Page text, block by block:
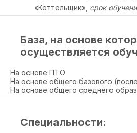
«Кеттельщик», срок
База, на основе
осуществляется
На основе ПТО
На основе общего базового
На основе общего среднего
Специальности: